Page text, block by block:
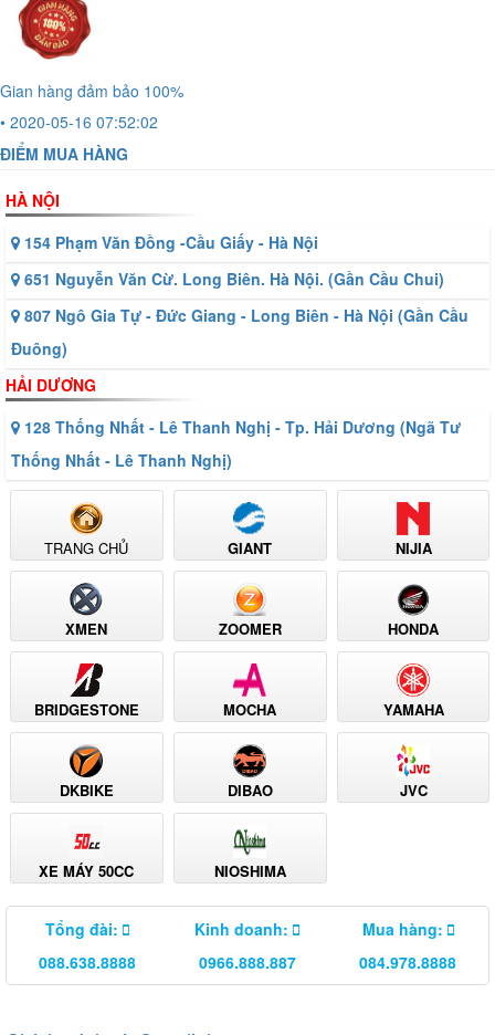
Gian hàng đảm bảo 100%
• 2020-05-16 07:52:02
ĐIỂM MUA HÀNG
HÀ NỘI
154 Phạm Văn Đồng -Cầu Giấy - Hà Nội
651 Nguyễn Văn Cừ. Long Biên. Hà Nội. (Gần Cầu Chui)
807 Ngô Gia Tự - Đức Giang - Long Biên - Hà Nội (Gần Cầu
Đuông)
HẢI DƯƠNG
128 Thống Nhất - Lê Thanh Nghị - Tp. Hải Dương (Ngã Tư
Thống Nhất - Lê Thanh Nghị)
TRANG CHỦ GIANT NIJIA
XMEN ZOOMER HONDA
BRIDGESTONE MOCHA YAMAHA
DKBIKE DIBAO JVC
XE MÁY 50CC NIOSHIMA
Tổng đài:
088.638.8888
Kinh doanh:
0966.888.887
Mua hàng:
084.978.8888